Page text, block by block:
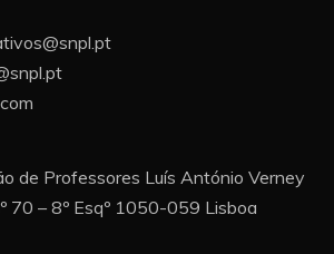
de Professores Luís António Verney
70 – 8º Esqº 1050-059 Lisboa